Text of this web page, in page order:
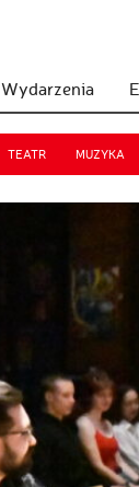
Wydarzenia
TEATR MUZYKA